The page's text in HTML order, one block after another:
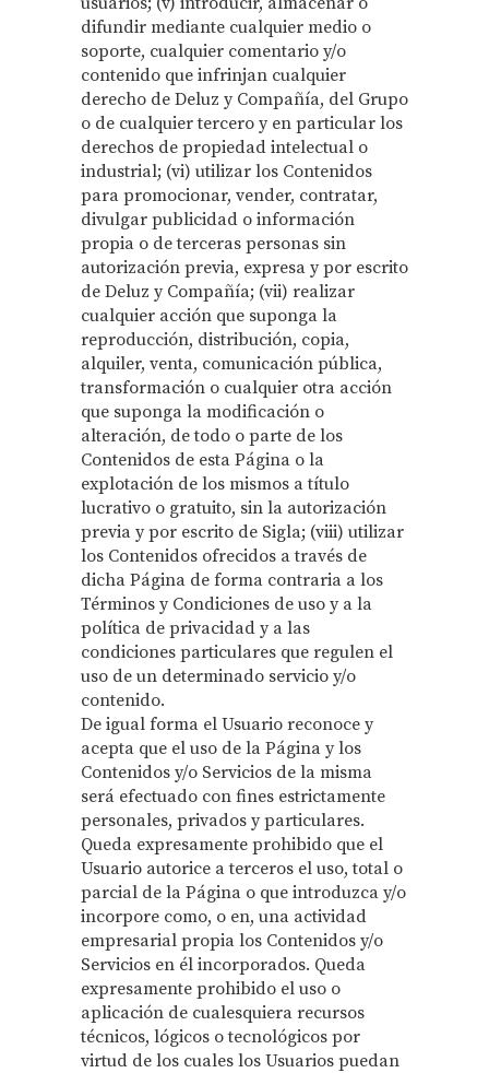
difundir mediante cualquier medio o
soporte, cualquier comentario y/o
contenido que infrinjan cualquier
derecho de Deluz y Compañía, del Grupo
o de cualquier tercero y en particular los
derechos de propiedad intelectual o
industrial; (vi) utilizar los Contenidos
para promocionar, vender, contratar,
divulgar publicidad o información
propia o de terceras personas sin
autorización previa, expresa y por escrito
de Deluz y Compañía; (vii) realizar
cualquier acción que suponga la
reproducción, distribución, copia,
alquiler, venta, comunicación pública,
transformación o cualquier otra acción
que suponga la modificación o
alteración, de todo o parte de los
Contenidos de esta Página o la
explotación de los mismos a título
lucrativo o gratuito, sin la autorización
previa y por escrito de Sigla; (viii) utilizar
los Contenidos ofrecidos a través de
dicha Página de forma contraria a los
Términos y Condiciones de uso y a la
política de privacidad y a las
condiciones particulares que regulen el
uso de un determinado servicio y/o
contenido.
De igual forma el Usuario reconoce y
acepta que el uso de la Página y los
Contenidos y/o Servicios de la misma
será efectuado con fines estrictamente
personales, privados y particulares.
Queda expresamente prohibido que el
Usuario autorice a terceros el uso, total o
parcial de la Página o que introduzca y/o
incorpore como, o en, una actividad
empresarial propia los Contenidos y/o
Servicios en él incorporados. Queda
expresamente prohibido el uso o
aplicación de cualesquiera recursos
técnicos, lógicos o tecnológicos por
virtud de los cuales los Usuarios puedan